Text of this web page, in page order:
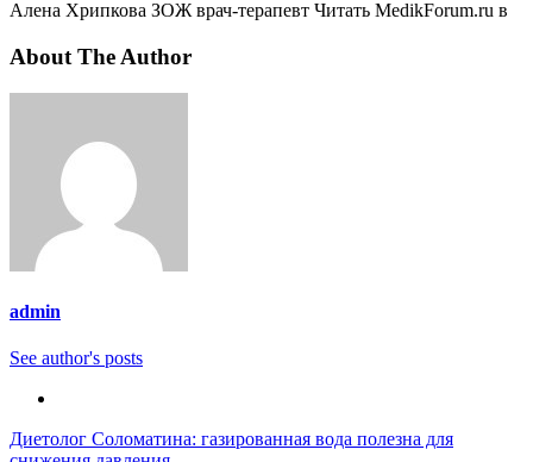
Алена Хрипкова ЗОЖ врач-терапевт Читать MedikForum.ru в
About The Author
admin
See author's posts
Навигация
Диетолог Соломатина: газированная вода полезна для